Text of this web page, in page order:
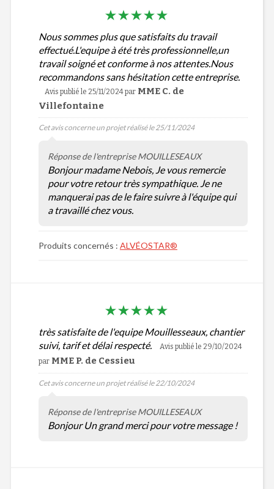
Nous sommes plus que satisfaits du travail
effectué.L'equipe à été très professionnelle,un
travail soigné et conforme à nos attentes.Nous
recommandons sans hésitation cette entreprise.
Avis publié le 25/11/2024par MME C. de
Villefontaine
Cet avis concerne un projet réalisé le 25/11/2024
Réponse de l'entreprise MOUILLESEAUX
Bonjour madame Nebois, Je vous remercie
pour votre retour très sympathique. Je ne
manquerai pas de le faire suivre à l'équipe qui
a travaillé chez vous.
Produits concernés : ALVÉOSTAR®
très satisfaite de l'equipe Mouillesseaux, chantier
suivi, tarif et délai respecté.
Avis publié le 29/10/2024
par MME P. de Cessieu
Cet avis concerne un projet réalisé le 22/10/2024
Réponse de l'entreprise MOUILLESEAUX
Bonjour Un grand merci pour votre message !